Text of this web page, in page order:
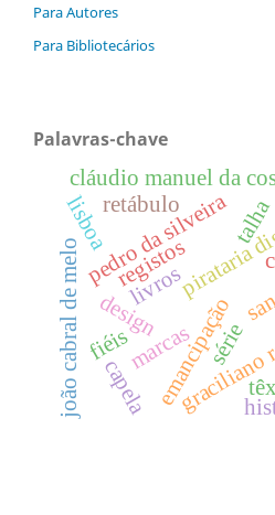
Para Autores
Para Bibliotecários
Palavras-chave
pirataria
emancipação
marcas
registos
pedro da silveira
cláudio manuel da
joão cabral de melo design
talha
série
fiéis
retábulo
capela
livros
lisboa